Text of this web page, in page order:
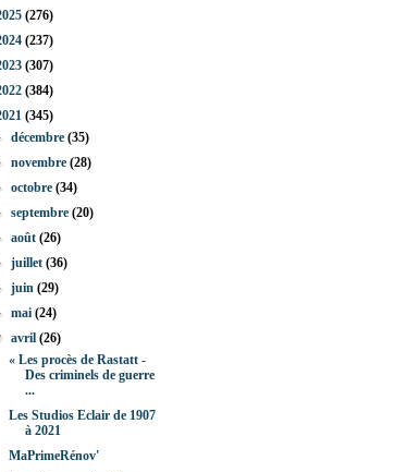
(276)
(237)
(307)
(384)
(345)
décembre(35)
novembre(28)
octobre(34)
septembre(20)
août(26)
juillet(36)
juin(29)
mai(24)
avril(26)
« Les procès de Rastatt -
Des criminels de guerre
...
Les Studios Eclair de 1907
à 2021
MaPrimeRénov'